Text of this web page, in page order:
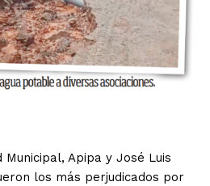
Municipal, Apipa y José Luis
los más perjudicados por